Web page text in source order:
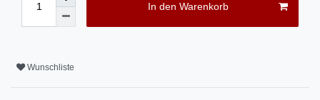
In den Warenkorb
Wunschliste